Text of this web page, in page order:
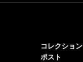
コレクション
ポスト